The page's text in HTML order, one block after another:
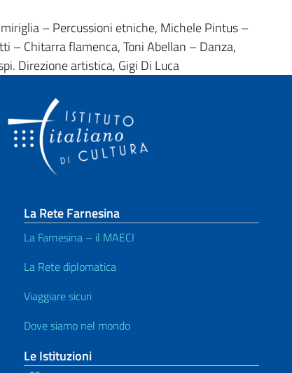
– Percussioni etniche, Michele Pintus –
– Chitarra flamenca, Toni Abellan – Danza,
Direzione artistica, Gigi Di Luca
La Rete Farnesina
La Farnesina – il MAECI
La Rete diplomatica
Viaggiare sicuri
Dove siamo nel mondo
Le Istituzioni